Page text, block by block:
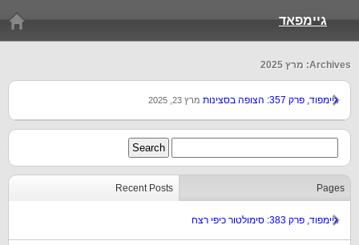
גיימפאד
Archives: מרץ 2025
גיימפוד, פרק 357: הצופה בסצינות מרץ 23, 2025
Recent Posts Pages
גיימפוד, פרק 383: סימולטור כיפי רצח